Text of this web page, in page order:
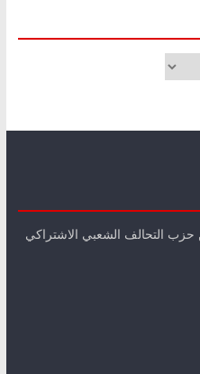
التحالف الشعبي الاشتراكي